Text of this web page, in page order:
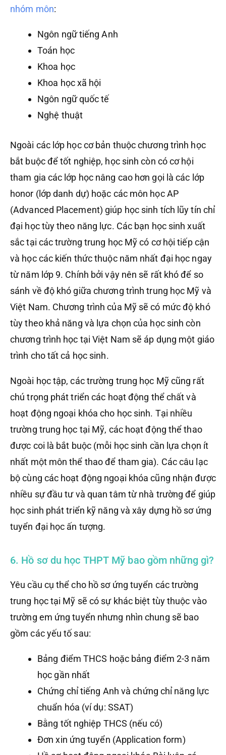
nhóm môn:
Ngôn ngữ tiếng Anh
Toán học
Khoa học
Khoa học xã hội
Ngôn ngữ quốc tế
Nghệ thuật
Ngoài các lớp học cơ bản thuộc chương trình học
bắt buộc để tốt nghiệp, học sinh còn có cơ hội
tham gia các lớp học nâng cao hơn gọi là các lớp
honor (lớp danh dự) hoặc các môn học AP
(Advanced Placement) giúp học sinh tích lũy tín chỉ
đại học tùy theo năng lực. Các bạn học sinh xuất
sắc tại các trường trung học Mỹ có cơ hội tiếp cận
và học các kiến thức thuộc năm nhất đại học ngay
từ năm lớp 9. Chính bởi vậy nên sẽ rất khó để so
sánh về độ khó giữa chương trình trung học Mỹ và
Việt Nam. Chương trình của Mỹ sẽ có mức độ khó
tùy theo khả năng và lựa chọn của học sinh còn
chương trình học tại Việt Nam sẽ áp dụng một giáo
trình cho tất cả học sinh.
Ngoài học tập, các trường trung học Mỹ cũng rất
chú trọng phát triển các hoạt động thể chất và
hoạt động ngoại khóa cho học sinh. Tại nhiều
trường trung học tại Mỹ, các hoạt động thể thao
được coi là bắt buộc (mỗi học sinh cần lựa chọn ít
nhất một môn thể thao để tham gia). Các câu lạc
bộ cùng các hoạt động ngoại khóa cũng nhận được
nhiều sự đầu tư và quan tâm từ nhà trường để giúp
học sinh phát triển kỹ năng và xây dựng hồ sơ ứng
tuyển đại học ấn tượng.
6. Hồ sơ du học THPT Mỹ bao gồm những gì?
Yêu cầu cụ thể cho hồ sơ ứng tuyển các trường
trung học tại Mỹ sẽ có sự khác biệt tùy thuộc vào
trường em ứng tuyển nhưng nhìn chung sẽ bao
gồm các yếu tố sau:
Bảng điểm THCS hoặc bảng điểm 2-3 năm
học gần nhất
Chứng chỉ tiếng Anh và chứng chỉ năng lực
chuẩn hóa (ví dụ: SSAT)
Bằng tốt nghiệp THCS (nếu có)
Đơn xin ứng tuyển (Application form)